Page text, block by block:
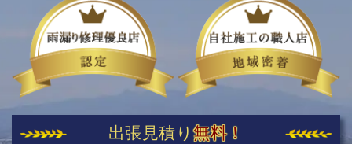
出張見積り無料！